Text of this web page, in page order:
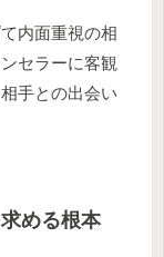
内面重視の相
セラーに客観
手との出会い
める根本